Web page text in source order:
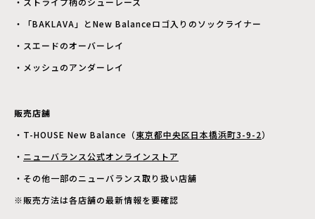
・「BAKLAVA」とNew Balanceロゴ入りのソックライナー
・スエードのオーバーレイ
・メッシュのアンダーレイ
販売店舗
・T-HOUSE New Balance（東京都中央区日本橋浜町3-9-2）
・ ニューバランス公式オンラインストア
・その他一部のニューバランス取り扱い店舗
※販売方法は各店舗の最新情報を要確認